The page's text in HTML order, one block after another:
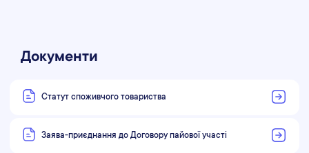
Документи
Статут споживчого товариства
Заява-приєднання до Договору пайової участі